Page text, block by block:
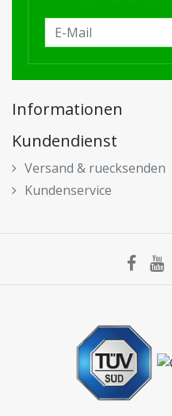
Informationen
Kundendienst
Versand & ruecksenden
Kundenservice